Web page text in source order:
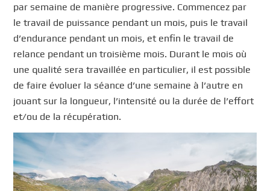
par semaine de manière progressive. Commencez par
le travail de puissance pendant un mois, puis le travail
d’endurance pendant un mois, et enfin le travail de
relance pendant un troisième mois. Durant le mois où
une qualité sera travaillée en particulier, il est possible
de faire évoluer la séance d’une semaine à l’autre en
jouant sur la longueur, l’intensité ou la durée de l’effort
et/ou de la récupération.